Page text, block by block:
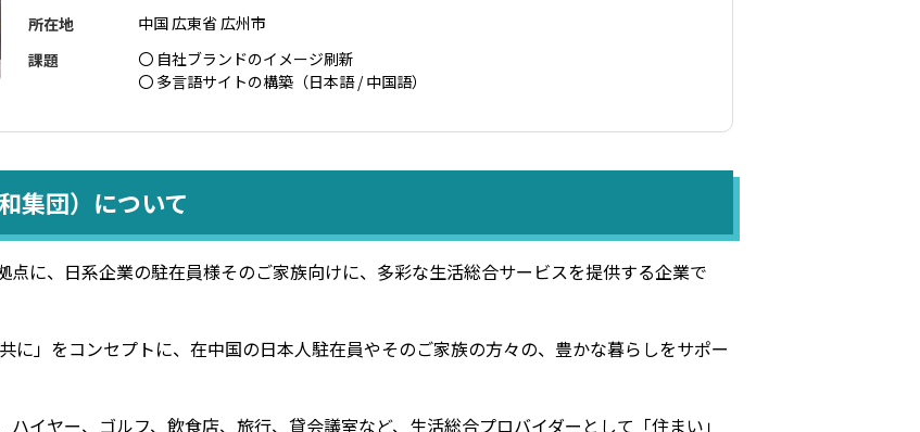
所在地
中国 広東省 広州市
課題
〇 自社ブランドのイメージ刷新
〇 多言語サイトの構築（日本語 / 中国語）
集団）について
に、日系企業の駐在員様そのご家族向けに、多彩な生活総合サービスを提供する企業で
に」をコンセプトに、在中国の日本人駐在員やそのご家族の方々の、豊かな暮らしをサポー
イヤー、ゴルフ、飲食店、旅行、貸会議室など、生活総合プロバイダーとして「住まい」